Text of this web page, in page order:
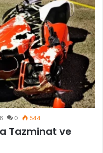
0 544
Tazminat ve